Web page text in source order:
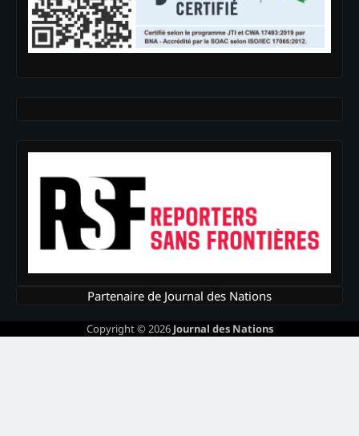
Partenaire de Journal des Nations
Copyright © 2026 Journal des Nations